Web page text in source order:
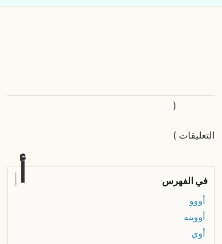
التعليقات
(
)
في الفهرس إ
أووو
أووينه
أوي